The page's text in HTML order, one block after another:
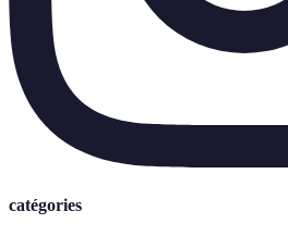
catégories